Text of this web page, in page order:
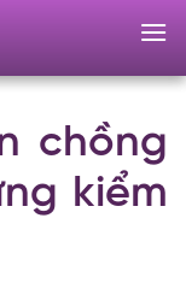
chồng
kiểm